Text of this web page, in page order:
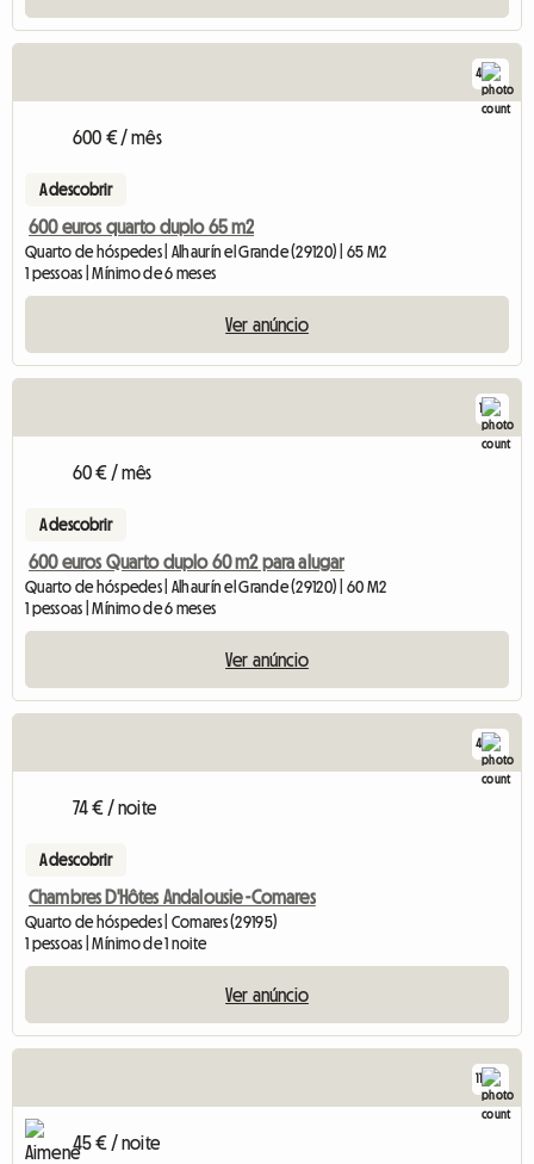
4
600 € / mês
A descobrir
600 euros quarto duplo 65 m2
Quarto de hóspedes | Alhaurín el Grande (29120) | 65 M2
1 pessoas | Mínimo de 6 meses
Ver anúncio
1
60 € / mês
A descobrir
600 euros Quarto duplo 60 m2 para alugar
Quarto de hóspedes | Alhaurín el Grande (29120) | 60 M2
1 pessoas | Mínimo de 6 meses
Ver anúncio
4
74 € / noite
A descobrir
Chambres D'Hôtes Andalousie -Comares
Quarto de hóspedes | Comares (29195)
1 pessoas | Mínimo de 1 noite
Ver anúncio
11
45 € / noite